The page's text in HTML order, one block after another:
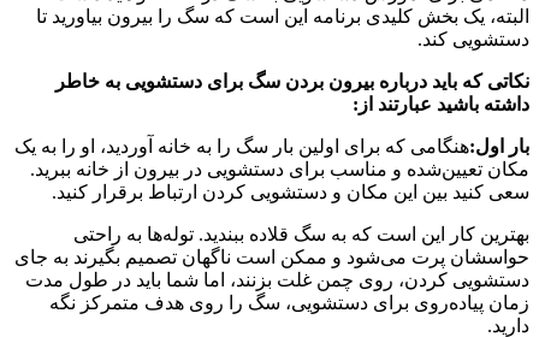
البته، یک بخش کلیدی برنامه این است که سگ را بیرون بیاورید تا
دستشویی کند.
نکاتی که باید درباره بیرون بردن سگ برای دستشویی به خاطر
داشته باشید عبارتند از:
بار اول:هنگامی که برای اولین بار سگ را به خانه آوردید، او را به یک
مکان تعیین‌شده و مناسب برای دستشویی در بیرون از خانه ببرید.
سعی کنید بین این مکان و دستشویی کردن ارتباط برقرار کنید.
بهترین کار این است که به سگ قلاده ببندید. توله‌ها به راحتی
حواسشان پرت می‌شود و ممکن است ناگهان تصمیم بگیرند به جای
دستشویی کردن، روی چمن غلت بزنند، اما شما باید در طول مدت
زمان پیاده‌روی برای دستشویی، سگ را روی هدف متمرکز نگه
دارید.